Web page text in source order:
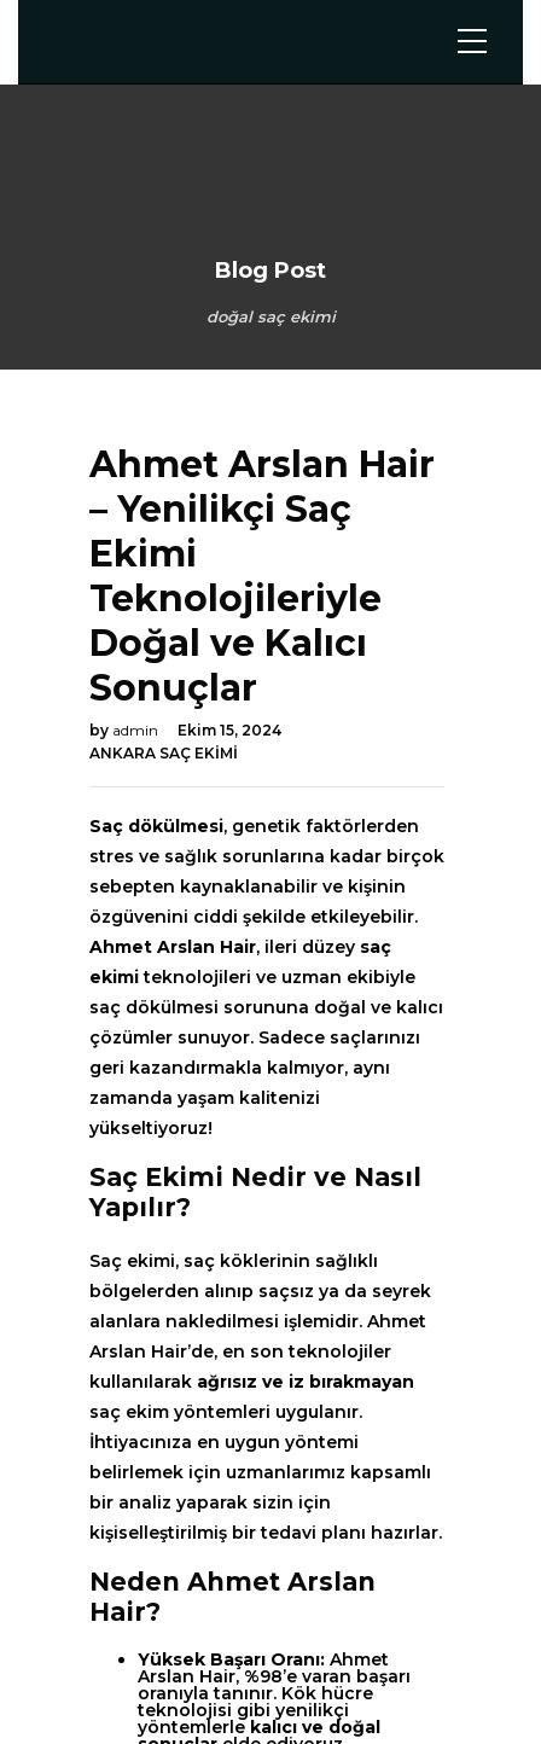
Blog Post
doğal saç ekimi
Ahmet Arslan Hair
– Yenilikçi Saç
Ekimi
Teknolojileriyle
Doğal ve Kalıcı
Sonuçlar
by admin
Ekim 15, 2024
ANKARA SAÇ EKIMI
Saç dökülmesi, genetik faktörlerden
stres ve sağlık sorunlarına kadar birçok
sebepten kaynaklanabilir ve kişinin
özgüvenini ciddi şekilde etkileyebilir.
Ahmet Arslan Hair, ileri düzey saç
ekimiteknolojileri ve uzman ekibiyle
saç dökülmesi sorununa doğal ve kalıcı
çözümler sunuyor. Sadece saçlarınızı
geri kazandırmakla kalmıyor, aynı
zamanda yaşam kalitenizi
yükseltiyoruz!
Saç Ekimi Nedir ve Nasıl
Yapılır?
Saç ekimi, saç köklerinin sağlıklı
bölgelerden alınıp saçsız ya da seyrek
alanlara nakledilmesi işlemidir. Ahmet
Arslan Hair’de, en son teknolojiler
kullanılarak ağrısız ve iz bırakmayan
saç ekim yöntemleri uygulanır.
İhtiyacınıza en uygun yöntemi
belirlemek için uzmanlarımız kapsamlı
bir analiz yaparak sizin için
kişiselleştirilmiş bir tedavi planı hazırlar.
Neden Ahmet Arslan
Hair?
Yüksek Başarı Oranı: Ahmet
Arslan Hair, %98’e varan başarı
oranıyla tanınır. Kök hücre
teknolojisi gibi yenilikçi
yöntemlerle kalıcı ve doğal